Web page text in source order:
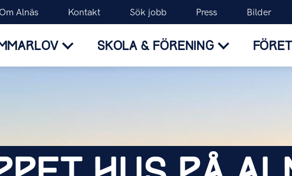
Om Alnäs Kontakt Sök jobb Press Bilder
SKOLA & FÖRENING